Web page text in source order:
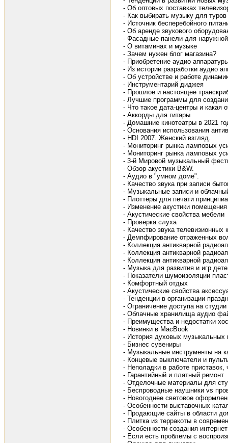
- Об оптовых поставках
- Как выбирать музыку для туров
- Источник бесперебойного
- Об аренде звукового
- Фасадные панели для
- О витаминах и музыке
- Зачем нужен блог магазина?
- Приобретение аудио
- Из истории разработки аудио
- Об устройстве и работе
- Инструментарий диджея
- Прошлое и настоящее
- Лучшие программы для
- Что такое дата-центры и какая
- Аккорды для гитары
- Домашние кинотеатры в 2021
- Основания использования
- HDI 2007. Женский взгляд.
- Мониторинг рынка ламповых
- Мониторинг рынка ламповых
- 3-й Мировой музыкальный
- Обзор акустики B&W.
- Аудио в "умном доме".
- Качество звука при записи
- Музыкальные записи и
- Плоттеры для печати
- Изменение акустики помещения
- Акустические свойства мебели
- Проверка слуха
- Качество звука телевизионных
- Демпфирование отраженных
- Коллекция антикварной
- Коллекция антикварной
- Коллекция антикварной
- Музыка для развития и игр
- Показатели шумоизоляции
- Комфортный отдых
- Акустические свойства
- Тенденции в организации
- Ограничение доступа на студии
- Облачные хранилища аудио
- Преимущества и недостатки
- Новинки в MacBook
- История духовых музыкальных
- Бизнес сувениры
- Музыкальные инструменты на
- Концевые выключатели и
- Неполадки в работе приставок,
- Гарантийный и платный ремонт
- Отделочные материалы для
- Беспроводные наушники vs
- Новогоднее световое
- Особенности выставочных
- Продающие сайты в области
- Плитка из терракоты в
- Особенности создания
- Если есть проблемы с